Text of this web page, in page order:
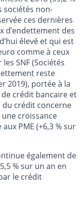
sociétés non-
ces dernières
d’endettement des
élevé et qui est
comme à ceux
SNF (Sociétés
reste
2019), portée à la
crédit bancaire et
du crédit concerne
croissance
PME (+6,3 % sur
également de
% sur un an en
le crédit